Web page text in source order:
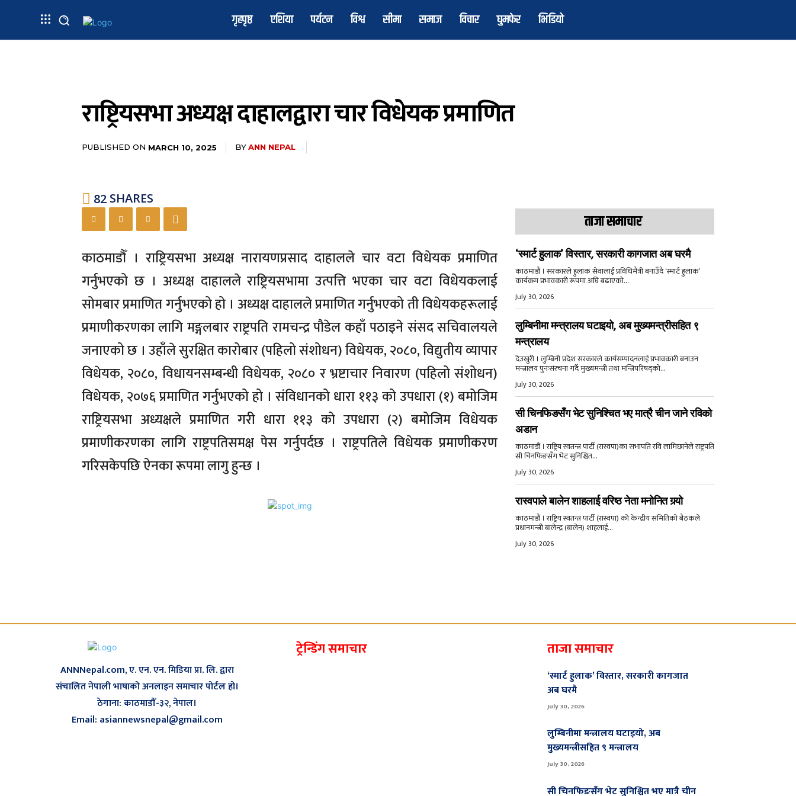
गृहपृष्ठ एशिया पर्यटन विश्व सीमा समाज विचार घुमफेर भिडियो
राष्ट्रियसभा अध्यक्ष दाहालद्वारा चार विधेयक प्रमाणित
PUBLISHED ON MARCH 10, 2025 BYANN NEPAL
82 SHARES
काठमाडौँ । राष्ट्रियसभा अध्यक्ष नारायणप्रसाद दाहालले चार वटा विधेयक प्रमाणित
गर्नुभएको छ । अध्यक्ष दाहालले राष्ट्रियसभामा उत्पत्ति भएका चार वटा विधेयकलाई
सोमबार प्रमाणित गर्नुभएको हो । अध्यक्ष दाहालले प्रमाणित गर्नुभएको ती विधेयकहरूलाई
प्रमाणीकरणका लागि मङ्गलबार राष्ट्रपति रामचन्द्र पौडेल कहाँ पठाइने संसद सचिवालयले
जनाएको छ । उहाँले सुरक्षित कारोबार (पहिलो संशोधन) विधेयक, २०८०, विद्युतीय व्यापार
विधेयक, २०८०, विधायनसम्बन्धी विधेयक, २०८० र भ्रष्टाचार निवारण (पहिलो संशोधन)
विधेयक, २०७६ प्रमाणित गर्नुभएको हो । संविधानको धारा ११३ को उपधारा (१) बमोजिम
राष्ट्रियसभा अध्यक्षले प्रमाणित गरी धारा ११३ को उपधारा (२) बमोजिम विधेयक
प्रमाणीकरणका लागि राष्ट्रपतिसमक्ष पेस गर्नुपर्दछ । राष्ट्रपतिले विधेयक प्रमाणीकरण
गरिसकेपछि ऐनका रूपमा लागु हुन्छ ।
ताजा समाचार
‘स्मार्ट हुलाक’ विस्तार, सरकारी कागजात अब घरमै
काठमाडौं । सरकारले हुलाक सेवालाई प्रविधिमैत्री बनाउँदै ‘स्मार्ट हुलाक’
कार्यक्रम प्रभावकारी रूपमा अघि बढाएको...
July 30, 2026
लुम्बिनीमा मन्त्रालय घटाइयो, अब मुख्यमन्त्रीसहित ९
मन्त्रालय
देउखुरी । लुम्बिनी प्रदेश सरकारले कार्यसम्पादनलाई प्रभावकारी बनाउन
मन्त्रालय पुनःसंरचना गर्दै मुख्यमन्त्री तथा मन्त्रिपरिषद्को...
July 30, 2026
सी चिनफिङसँग भेट सुनिश्चित भए मात्रै चीन जाने रविको
अडान
काठमाडौं । राष्ट्रिय स्वतन्त्र पार्टी (रास्वपा)का सभापति रवि लामिछानेले राष्ट्रपति
सी चिनफिङसँग भेट सुनिश्चित...
July 30, 2026
रास्वपाले बालेन शाहलाई वरिष्ठ नेता मनोनित गर्‍यो
काठमाडौं । राष्ट्रिय स्वतन्त्र पार्टी (रास्वपा) को केन्द्रीय समितिको बैठकले
प्रधानमन्त्री बालेन्द्र (बालेन) शाहलाई...
July 30, 2026
ANNNepal.com, ए. एन. एन. मिडिया प्रा. लि. द्वारा
संचालित नेपाली भाषाको अनलाइन समाचार पोर्टल हो।
ठेगाना: काठमाडौँ-३२, नेपाल।
Email: asiannewsnepal@gmail.com
ट्रेन्डिंग समाचार ताजा समाचार
‘स्मार्ट हुलाक’ विस्तार, सरकारी कागजात
अब घरमै
July 30, 2026
लुम्बिनीमा मन्त्रालय घटाइयो, अब
मुख्यमन्त्रीसहित ९ मन्त्रालय
July 30, 2026
सी चिनफिङसँग भेट सुनिश्चित भए मात्रै चीन